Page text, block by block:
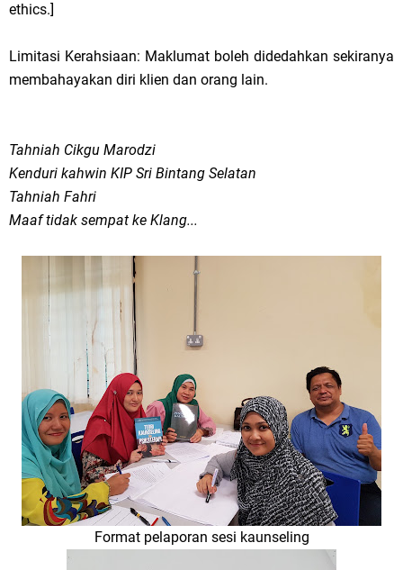
ethics.]
Limitasi Kerahsiaan: Maklumat boleh didedahkan sekiranya
membahayakan diri klien dan orang lain.
Tahniah Cikgu Marodzi
Kenduri kahwin KIP Sri Bintang Selatan
Tahniah Fahri
Maaf tidak sempat ke Klang...
Format pelaporan sesi kaunseling